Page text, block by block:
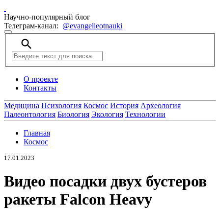
Научно-популярный блог
Телеграм-канал: @evangelieotnauki
search
О проекте
Контакты
Медицина Психология Космос История Археология
Палеонтология Биология Экология Технологии
Главная
Космос
17.01.2023
Видео посадки двух бустеров
ракеты Falcon Heavy